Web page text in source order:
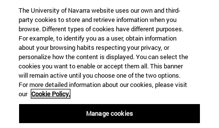
The University of Navarra website uses our own and third-
party cookies to store and retrieve information when you
browse. Different types of cookies have different purposes.
For example, to identify you as a user, obtain information
about your browsing habits respecting your privacy, or
personalize how the content is displayed. You can select the
cookies you want to enable or accept them all. This banner
will remain active until you choose one of the two options.
For more detailed information about our cookies, please visit
our Cookie Policy.
Manage cookies